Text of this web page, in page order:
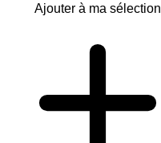
Ajouter à ma sélection